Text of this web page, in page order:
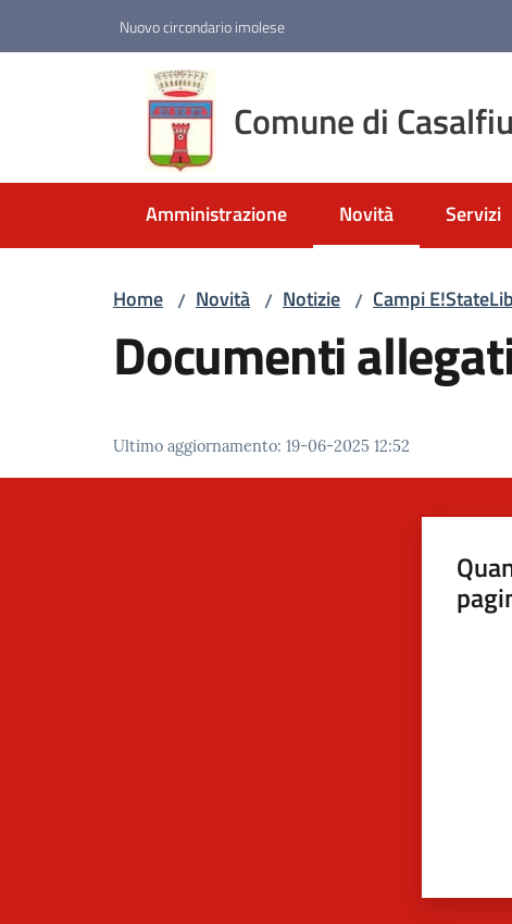
Nuovo circondario imolese
Comune di
Amministrazione Novità
Menu selezionato
Servizi
Home / Novità / Notizie / Campi
Documenti
Ultimo aggiornamento: 19-06-2025 12:52